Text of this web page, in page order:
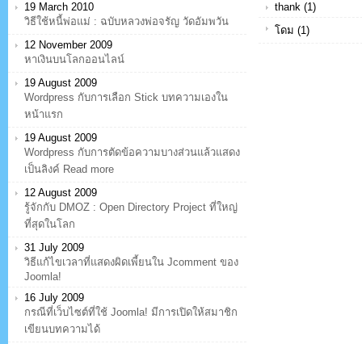
19 March 2010
วิธีใช้หนี้พ่อแม่ : ฉบับหลวงพ่อจรัญ วัดอัมพวัน
12 November 2009
หาเงินบนโลกออนไลน์
19 August 2009
Wordpress กับการเลือก Stick บทความเองใน
หน้าแรก
19 August 2009
Wordpress กับการตัดข้อความบางส่วนแล้วแสดง
เป็นลิงค์ Read more
12 August 2009
รู้จักกับ DMOZ : Open Directory Project ที่ใหญ่
ที่สุดในโลก
31 July 2009
วิธีแก้ไขเวลาที่แสดงผิดเพี้ยนใน Jcomment ของ
Joomla!
16 July 2009
กรณีที่เว็บไซต์ที่ใช้ Joomla! มีการเปิดให้สมาชิก
เขียนบทความได้
thank (1)
โดม (1)